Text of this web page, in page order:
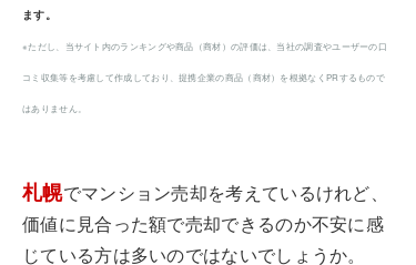
ます。
※ただし、当サイト内のランキングや商品（商材）の評価は、当社の調査やユーザーの口
コミ収集等を考慮して作成しており、提携企業の商品（商材）を根拠なくPRするもので
はありません。
札幌でマンション売却を考えているけれど、
価値に見合った額で売却できるのか不安に感
じている方は多いのではないでしょうか。